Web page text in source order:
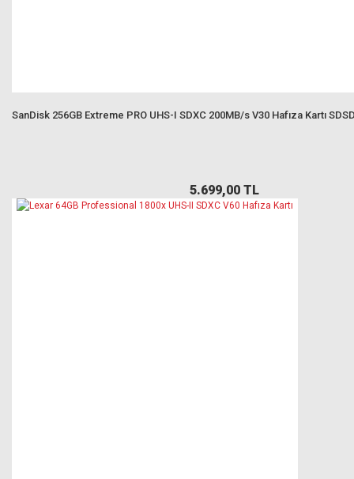
SanDisk 256GB Extreme PRO UHS-I SDXC 200MB/s V30 Hafıza Kartı
5.699,00 TL